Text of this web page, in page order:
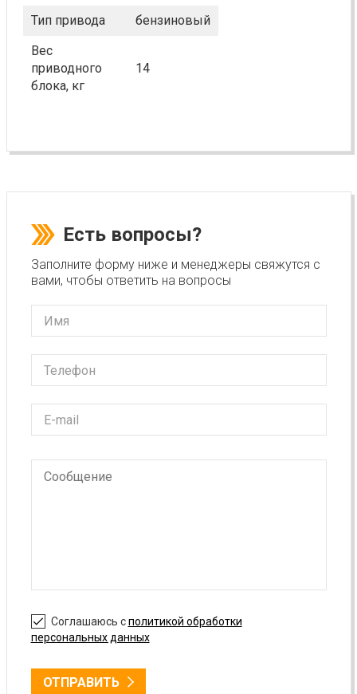
Тип привода
бензиновый
Вес
приводного
блока, кг
14
Есть вопросы?
Заполните форму ниже и менеджеры свяжутся с
вами, чтобы ответить на вопросы
Соглашаюсь сполитикой обработки
персональных данных
ОТПРАВИТЬ